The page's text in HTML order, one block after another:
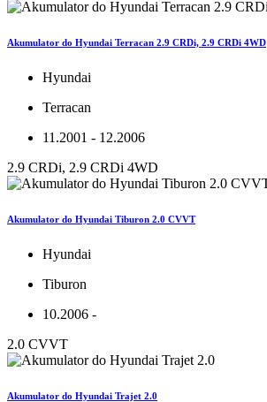
Akumulator do Hyundai Terracan 2.9 CRDi, 2.9 CRDi 4WD
Hyundai
Terracan
11.2001 - 12.2006
2.9 CRDi, 2.9 CRDi 4WD
Akumulator do Hyundai Tiburon 2.0 CVVT
Hyundai
Tiburon
10.2006 -
2.0 CVVT
Akumulator do Hyundai Trajet 2.0